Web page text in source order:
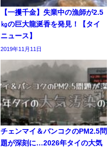
【一攫千金】失業中の漁師が2.5
㎏の巨大龍涎香を発見！【タイ
ニュース】
2019年11月11日
チェンマイ＆バンコクのPM2.5問
題が深刻に…2026年タイの大気